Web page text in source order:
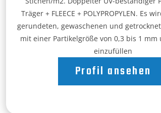
Träger + FLEECE + POLYPROPYLEN. Es
gerundeten, gewaschenen und
mit einer Partikelgröße von 0,3 bis 1 mm
einzufüllen
Profil ansehen